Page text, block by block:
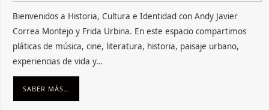
Bienvenidos a Historia, Cultura e Identidad con Andy Javier
Correa Montejo y Frida Urbina. En este espacio compartimos
pláticas de música, cine, literatura, historia, paisaje urbano,
experiencias de vida y…
SABER MÁS…